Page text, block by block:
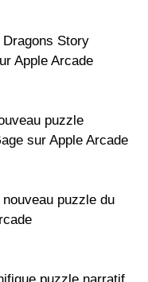
Story
Apple Arcade
puzzle
sur Apple Arcade
puzzle du